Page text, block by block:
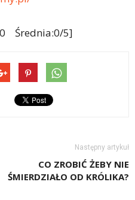
Średnia:0/5]
Następny artykuł
CO ZROBIĆ ŻEBY NIE
ŚMIERDZIAŁO OD KRÓLIKA?